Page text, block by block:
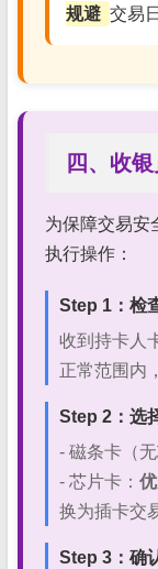
规避 交易
四、收
为保障交易安
执行操作：
Step 1：检
收到持卡人
正常范围内
Step 2：选
- 磁条卡（
- 芯片卡：
换为插卡交
Step 3：确